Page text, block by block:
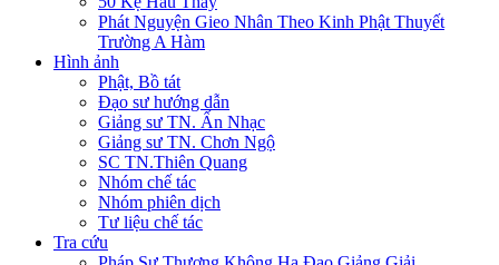
Phát Nguyện Gieo Nhân Theo Kinh Phật Thuyết
Trường A Hàm
Hình ảnh
Phật, Bồ tát
Đạo sư hướng dẫn
Giảng sư TN. Ấn Nhạc
Giảng sư TN. Chơn Ngộ
SC TN.Thiên Quang
Nhóm chế tác
Nhóm phiên dịch
Tư liệu chế tác
Tra cứu